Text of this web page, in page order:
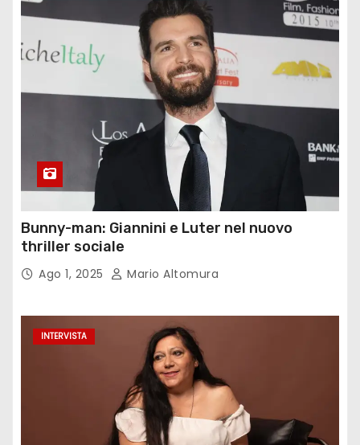
Bunny-man: Giannini e Luter nel nuovo
thriller sociale
Ago 1, 2025 Mario Altomura
INTERVISTA